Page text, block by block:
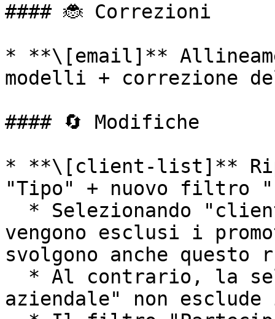
#### 🐞 Correzioni
* **\[email]**
modelli + correzione
#### 🔄 Modifiche
* **\[client-list]**
"Tipo" + nuovo filtro
vengono esclusi i
svolgono anche questo
aziendale" non